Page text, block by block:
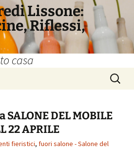
Lissone:
Riflessi,
casa
Ricerca
per:
DEL MOBILE
22 APRILE
fieristici, fuori salone - Salone del